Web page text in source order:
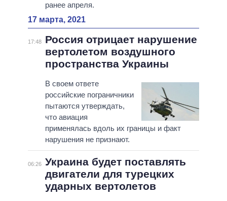
ранее апреля.
17 марта, 2021
17:48
Россия отрицает нарушение
вертолетом воздушного
пространства Украины
В своем ответе
российские пограничники
пытаются утверждать,
что авиация
применялась вдоль их границы и факт
нарушения не признают.
06:26 Украина будет поставлять
двигатели для турецких
ударных вертолетов